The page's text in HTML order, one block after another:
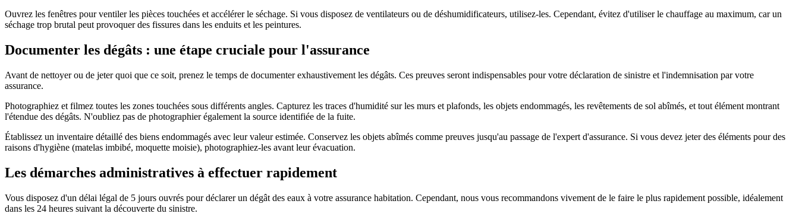
Ouvrez les fenêtres pour ventiler les pièces touchées et accélérer le séchage. Si vous disposez de ventilateurs ou de déshumidificateurs, utilisez-les. Cependant, évitez d'utiliser le chauffage au maximum, car un
séchage trop brutal peut provoquer des fissures dans les enduits et les peintures.
Documenter les dégâts : une étape cruciale pour l'assurance
Avant de nettoyer ou de jeter quoi que ce soit, prenez le temps de documenter exhaustivement les dégâts. Ces preuves seront indispensables pour votre déclaration de sinistre et l'indemnisation par votre
assurance.
Photographiez et filmez toutes les zones touchées sous différents angles. Capturez les traces d'humidité sur les murs et plafonds, les objets endommagés, les revêtements de sol abîmés, et tout élément montrant
l'étendue des dégâts. N'oubliez pas de photographier également la source identifiée de la fuite.
Établissez un inventaire détaillé des biens endommagés avec leur valeur estimée. Conservez les objets abîmés comme preuves jusqu'au passage de l'expert d'assurance. Si vous devez jeter des éléments pour des
raisons d'hygiène (matelas imbibé, moquette moisie), photographiez-les avant leur évacuation.
Les démarches administratives à effectuer rapidement
Vous disposez d'un délai légal de 5 jours ouvrés pour déclarer un dégât des eaux à votre assurance habitation. Cependant, nous vous recommandons vivement de le faire le plus rapidement possible, idéalement
dans les 24 heures suivant la découverte du sinistre.